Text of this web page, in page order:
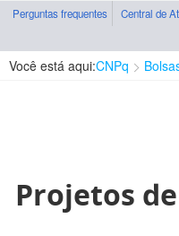
Perguntas frequentes Central de
Você está aqui:CNPq
Projetos